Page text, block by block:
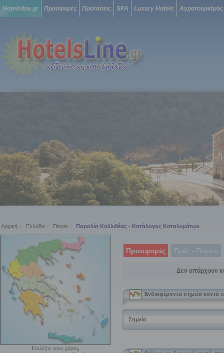
Hotelsline.gr Προσφορές Προτάσεις SPA Luxury Hotels Αγροτουρισμός
Αρχική Ελλάδα Πιερία Παραλία Καλλιθέας - Κατάλογος Καταλυμάτων
Επιλέξτε στον χάρτη,
Προσφορές Τιμές - Πακέτα
Δεν υπάρχουν